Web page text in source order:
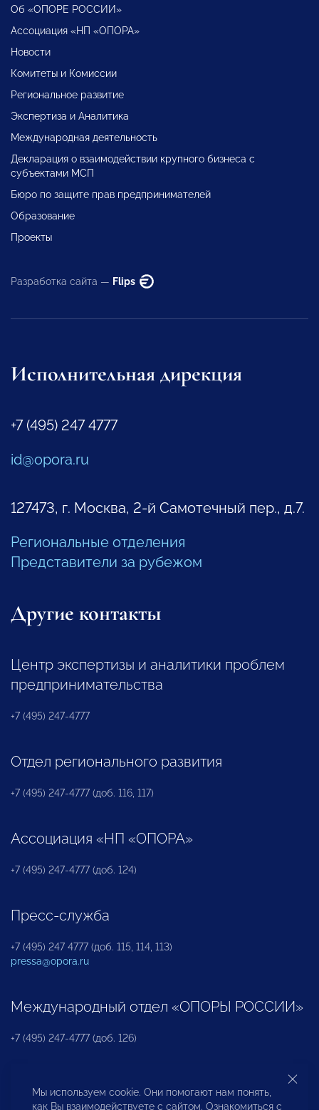
Об «ОПОРЕ РОССИИ»
Ассоциация «НП «ОПОРА»
Новости
Комитеты и Комиссии
Региональное развитие
Экспертиза и Аналитика
Международная деятельность
Декларация о взаимодействии крупного бизнеса с
субъектами МСП
Бюро по защите прав предпринимателей
Образование
Проекты
Разработка сайта — Flips
Исполнительная дирекция
+7 (495) 247 4777
id@opora.ru
127473, г. Москва, 2-й Самотечный пер., д.7.
Региональные отделения
Представители за рубежом
Другие контакты
Центр экспертизы и аналитики проблем
предпринимательства
+7 (495) 247-4777
Отдел регионального развития
+7 (495) 247-4777 (доб. 116, 117)
Ассоциация «НП «ОПОРА»
+7 (495) 247-4777 (доб. 124)
Пресс-служба
+7 (495) 247 4777 (доб. 115, 114, 113)
pressa@opora.ru
Международный отдел «ОПОРЫ РОССИИ»
+7 (495) 247-4777 (доб. 126)
Бюро по защите прав предпринимателей и
инвесторов
Мы используем cookie. Они помогают нам понять,
как Вы взаимодействуете с сайтом. Ознакомиться с